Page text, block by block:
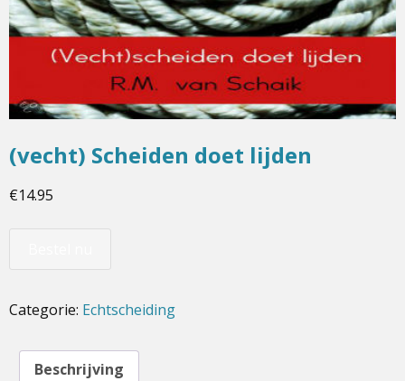
(vecht) Scheiden doet lijden
€14.95
Categorie: Echtscheiding
Beschrijving